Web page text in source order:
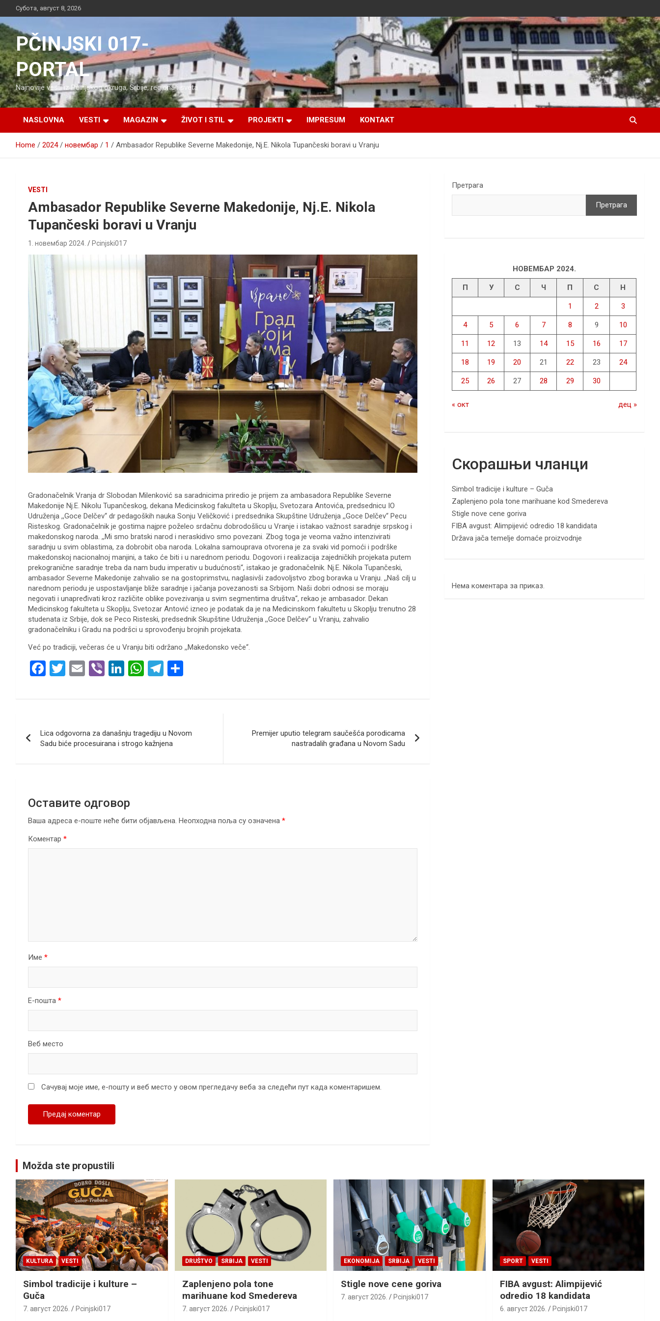
to
content
Субота, август 8, 2026
PČINJSKI 017-
PORTAL
Najnovije vesti iz Pčinjskog okruga, Srbije, regiona i sveta
NASLOVNA VESTI MAGAZIN ŽIVOT I STIL PROJEKTI IMPRESUM KONTAKT
Home 2024 новембар 1 Ambasador Republike Severne Makedonije, Nj.E. Nikola Tupančeski boravi u Vranju
VESTI
Ambasador Republike Severne Makedonije, Nj.E. Nikola
Tupančeski boravi u Vranju
1. новембар 2024. Pcinjski017
Gradonačelnik Vranja dr Slobodan Milenković sa saradnicima priredio je prijem za ambasadora Republike Severne
Makedonije Nj.E. Nikolu Tupančeskog, dekana Medicinskog fakulteta u Skoplju, Svetozara Antovića, predsednicu IO
Udruženja ,,Goce Delčev“ dr pedagoških nauka Sonju Veličković i predsednika Skupštine Udruženja ,,Goce Delčev“ Pecu
Risteskog. Gradonačelnik je gostima najpre poželeo srdačnu dobrodošlicu u Vranje i istakao važnost saradnje srpskog i
makedonskog naroda. ,,Mi smo bratski narod i neraskidivo smo povezani. Zbog toga je veoma važno intenzivirati
saradnju u svim oblastima, za dobrobit oba naroda. Lokalna samouprava otvorena je za svaki vid pomoći i podrške
makedonskoj nacionalnoj manjini, a tako će biti i u narednom periodu. Dogovori i realizacija zajedničkih projekata putem
prekogranične saradnje treba da nam budu imperativ u budućnosti“, istakao je gradonačelnik. Nj.E. Nikola Tupančeski,
ambasador Severne Makedonije zahvalio se na gostoprimstvu, naglasivši zadovoljstvo zbog boravka u Vranju. ,,Naš cilj u
narednom periodu je uspostavljanje bliže saradnje i jačanja povezanosti sa Srbijom. Naši dobri odnosi se moraju
negovati i unapređivati kroz različite oblike povezivanja u svim segmentima društva“, rekao je ambasador. Dekan
Medicinskog fakulteta u Skoplju, Svetozar Antović izneo je podatak da je na Medicinskom fakultetu u Skoplju trenutno 28
studenata iz Srbije, dok se Peco Risteski, predsednik Skupštine Udruženja ,,Goce Delčev“ u Vranju, zahvalio
gradonačelniku i Gradu na podršci u sprovođenju brojnih projekata.
Već po tradiciji, večeras će u Vranju biti održano ,,Makedonsko veče“.
F
ce
o
o
k
T
tt
E
ail
Vi
er
Li
ke
n
W
at
A
p
p
T
e
a
m
ar
чланка
Lica odgovorna za današnju tragediju u Novom
Sadu biće procesuirana i strogo kažnjena
Premijer uputio telegram saučešća porodicama
nastradalih građana u Novom Sadu
Оставите одговор
Ваша адреса е-поште неће бити објављена. Неопходна поља су означена *
Коментар *
Име *
Е-пошта *
Веб место
Сачувај моје име, е-пошту и веб место у овом прегледачу веба за следећи пут када коментаришем.
Претрага
Претрага
НОВЕМБАР 2024.
П У С Ч П С Н
1 2 3
4 5 6 7 8 9 10
11 12 13 14 15 16 17
18 19 20 21 22 23 24
25 26 27 28 29 30
« окт дец »
Скорашњи чланци
Simbol tradicije i kulture – Guča
Zaplenjeno pola tone marihuane kod Smedereva
Stigle nove cene goriva
FIBA avgust: Alimpijević odredio 18 kandidata
Država jača temelje domaće proizvodnje
Нема коментара за приказ.
Možda ste propustili
KULTURA VESTI
Simbol tradicije i kulture –
Guča
7. август 2026. Pcinjski017
DRUŠTVO SRBIJA VESTI
Zaplenjeno pola tone
marihuane kod Smedereva
7. август 2026. Pcinjski017
EKONOMIJA SRBIJA VESTI
Stigle nove cene goriva
7. август 2026. Pcinjski017
SPORT VESTI
FIBA avgust: Alimpijević
odredio 18 kandidata
6. август 2026. Pcinjski017